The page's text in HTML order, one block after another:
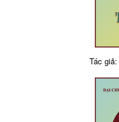
Tác giả: